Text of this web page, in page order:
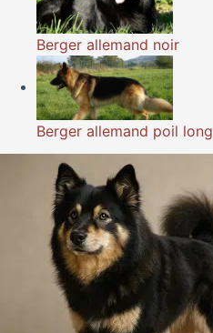
Berger allemand noir
Berger allemand poil long